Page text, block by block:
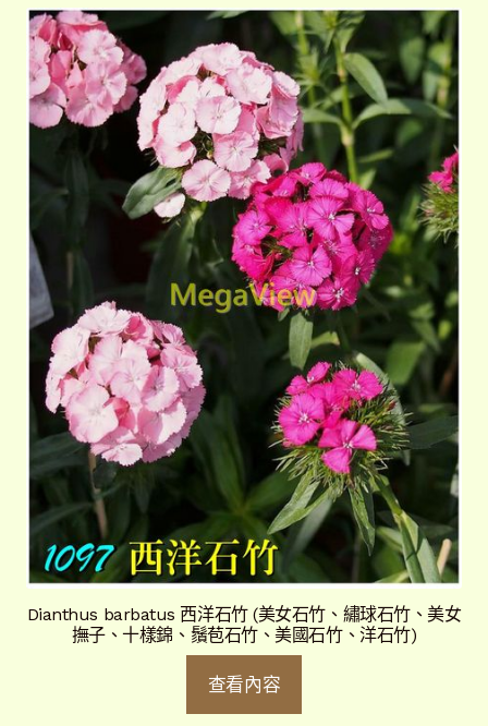
Dianthus barbatus 西洋石竹 (美女石竹、繡球石竹、美女
撫子、十樣錦、鬚苞石竹、美國石竹、洋石竹)
查看內容